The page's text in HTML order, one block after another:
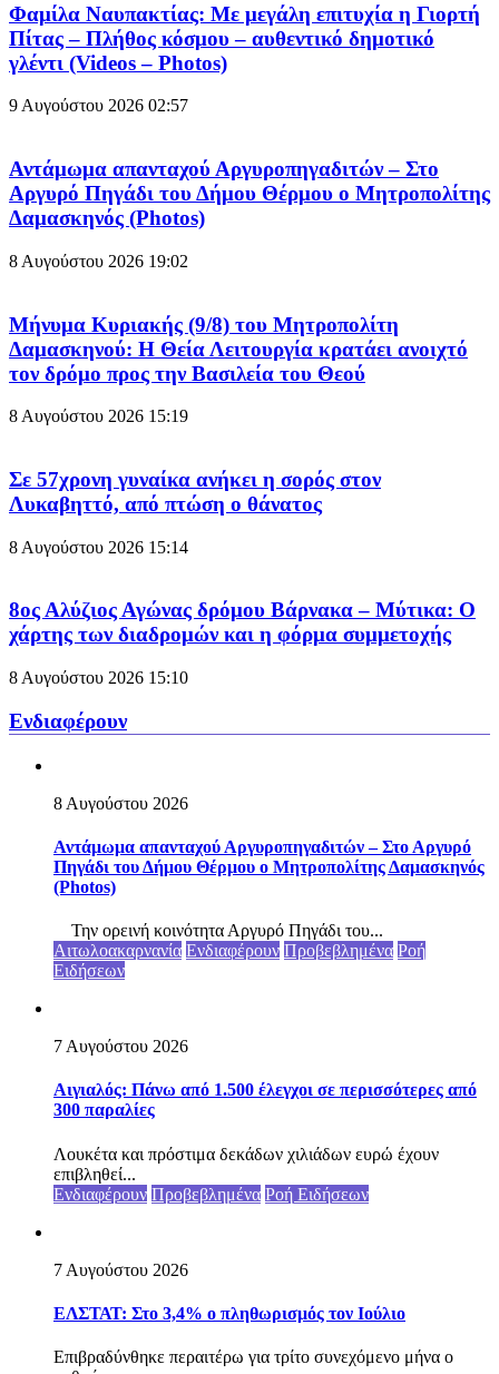
Φαμίλα Ναυπακτίας: Με μεγάλη επιτυχία η Γιορτή
Πίτας – Πλήθος κόσμου – αυθεντικό δημοτικό
γλέντι (Videos – Photos)
9 Αυγούστου 2026 02:57
Αντάμωμα απανταχού Αργυροπηγαδιτών – Στο
Αργυρό Πηγάδι του Δήμου Θέρμου ο Μητροπολίτης
Δαμασκηνός (Photos)
8 Αυγούστου 2026 19:02
Μήνυμα Κυριακής (9/8) του Μητροπολίτη
Δαμασκηνού: Η Θεία Λειτουργία κρατάει ανοιχτό
τον δρόμο προς την Βασιλεία του Θεού
8 Αυγούστου 2026 15:19
Σε 57χρονη γυναίκα ανήκει η σορός στον
Λυκαβηττό, από πτώση ο θάνατος
8 Αυγούστου 2026 15:14
8ος Αλύζιος Αγώνας δρόμου Βάρνακα – Μύτικα: Ο
χάρτης των διαδρομών και η φόρμα συμμετοχής
8 Αυγούστου 2026 15:10
Ενδιαφέρουν
8 Αυγούστου 2026
Αντάμωμα απανταχού Αργυροπηγαδιτών – Στο Αργυρό
Πηγάδι του Δήμου Θέρμου ο Μητροπολίτης Δαμασκηνός
(Photos)
Την ορεινή κοινότητα Αργυρό Πηγάδι του...
Αιτωλοακαρνανία Ενδιαφέρουν Προβεβλημένα Ροή
Ειδήσεων
7 Αυγούστου 2026
Αιγιαλός: Πάνω από 1.500 έλεγχοι σε περισσότερες από
300 παραλίες
Λουκέτα και πρόστιμα δεκάδων χιλιάδων ευρώ έχουν
επιβληθεί...
Ενδιαφέρουν Προβεβλημένα Ροή Ειδήσεων
7 Αυγούστου 2026
ΕΛΣΤΑΤ: Στο 3,4% ο πληθωρισμός τον Ιούλιο
Επιβραδύνθηκε περαιτέρω για τρίτο συνεχόμενο μήνα ο